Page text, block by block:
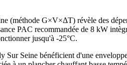
(méthode G×V×ΔT) révèle des
PAC recommandée de 8 kW
jusqu'à -25°C.
Seine bénéficient d'une